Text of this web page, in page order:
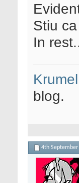
Stiu
In
Krumel
blog.
4th September